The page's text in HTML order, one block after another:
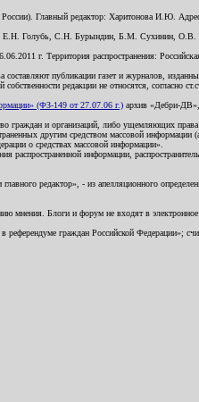
России). Главный редактор: Харитонова И.Ю.
Е.Н. Голубь, С.Н. Бурындин, Б.М. Сухинин, О.В.
г. Территория распространения:
составляют публикации газет и журналов,
редакции не относятся, согласно
(ФЗ-149 от 27.07.06 г.) архив «Дебри-
граждан и организаций, либо ущемляющих
другим средством массовой информации
о средствах массовой информации».
информации,
редактор», - из апелляционного
мнения. Блоги и форум не входят в
граждан Российской Федерации»;